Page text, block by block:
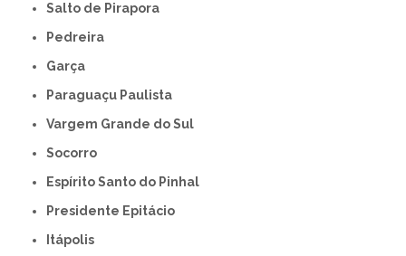
Salto de Pirapora
Pedreira
Garça
Paraguaçu Paulista
Vargem Grande do Sul
Socorro
Espírito Santo do Pinhal
Presidente Epitácio
Itápolis